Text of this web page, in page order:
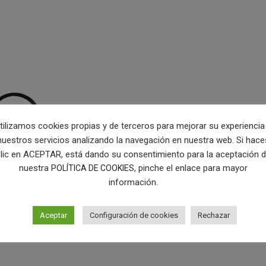
cookies propias y de terceros para mejorar su
servicios analizando la navegación en nuestra web. Si
en ACEPTAR, está dando su consentimiento para la aceptación
nuestra POLÍTICA DE COOKIES, pinche el enlace para mayor
información.
Aceptar Configuración de cookies Rechazar